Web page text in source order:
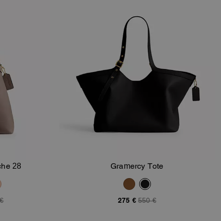
28
In Den Warenkorb
Gramercy Tote
275 € 550 €